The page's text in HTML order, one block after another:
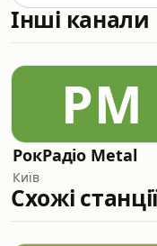
Інші канали
РM
РокРадіо Metal
Київ
Схожі